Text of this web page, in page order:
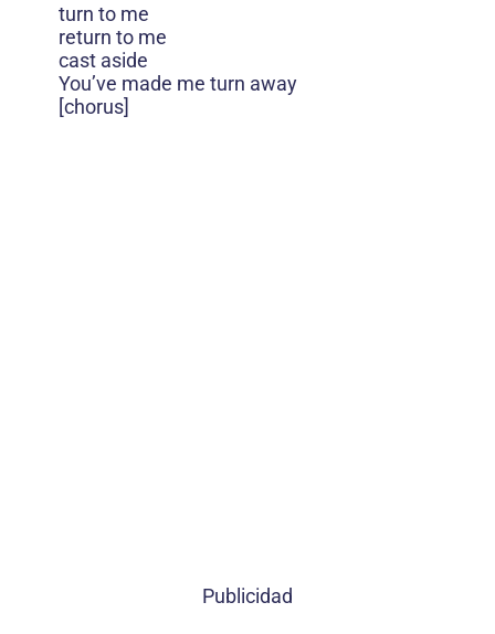
turn to me
return to me
cast aside
You’ve made me turn away
[chorus]
Publicidad